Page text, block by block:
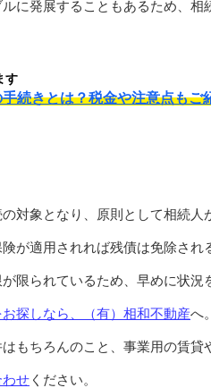
に発展することもあるため、
す
続きとは？税金や注意点もご
対象となり、原則として相続人
が適用されれば残債は免除され
限られているため、早めに状
探しなら、（有）相和不動産へ。
もちろんのこと、事業用の賃
わせ ください。